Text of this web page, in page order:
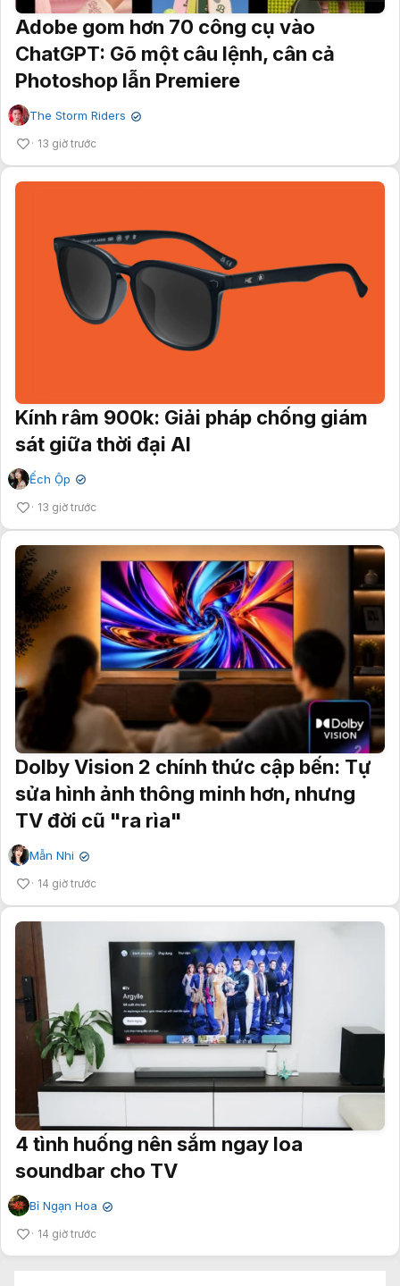
Adobe gom hơn 70 công cụ vào
ChatGPT: Gõ một câu lệnh, cân cả
Photoshop lẫn Premiere
The Storm Riders ✔
13 giờ trước
Kính râm 900k: Giải pháp chống giám
sát giữa thời đại AI
Ếch Ộp ✔
13 giờ trước
Dolby Vision 2 chính thức cập bến: Tự
sửa hình ảnh thông minh hơn, nhưng
TV đời cũ "ra rìa"
Mẫn Nhi ✔
14 giờ trước
4 tình huống nên sắm ngay loa
soundbar cho TV
Bỉ Ngạn Hoa ✔
14 giờ trước